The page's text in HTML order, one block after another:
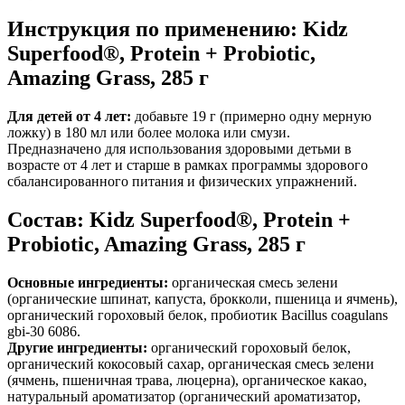
Инструкция по применению: Kidz
Superfood®, Protein + Probiotic,
Amazing Grass, 285 г
Для детей от 4 лет: добавьте 19 г (примерно одну мерную
ложку) в 180 мл или более молока или смузи.
Предназначено для использования здоровыми детьми в
возрасте от 4 лет и старше в рамках программы здорового
сбалансированного питания и физических упражнений.
Состав: Kidz Superfood®, Protein +
Probiotic, Amazing Grass, 285 г
Основные ингредиенты: органическая смесь зелени
(органические шпинат, капуста, брокколи, пшеница и ячмень),
органический гороховый белок, пробиотик Bacillus coagulans
gbi-30 6086.
Другие ингредиенты: органический гороховый белок,
органический кокосовый сахар, органическая смесь зелени
(ячмень, пшеничная трава, люцерна), органическое какао,
натуральный ароматизатор (органический ароматизатор,